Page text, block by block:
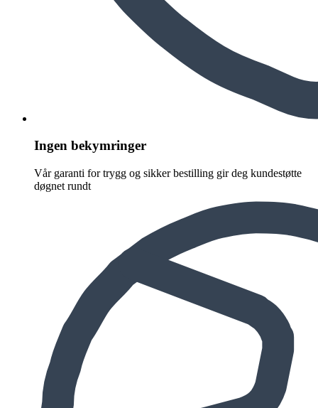
Ingen bekymringer
Vår garanti for trygg og sikker bestilling gir deg kundestøtte
døgnet rundt